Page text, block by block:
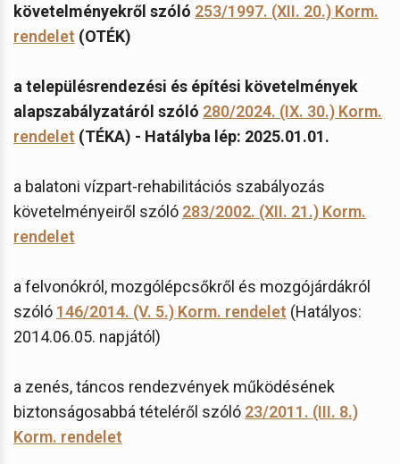
követelményekről szóló 253/1997. (XII. 20.) Korm.
rendelet (OTÉK)
a településrendezési és építési követelmények
alapszabályzatáról szóló 280/2024. (IX. 30.) Korm.
rendelet (TÉKA) - Hatályba lép: 2025.01.01.
a balatoni vízpart-rehabilitációs szabályozás
követelményeiről szóló 283/2002. (XII. 21.) Korm.
rendelet
a felvonókról, mozgólépcsőkről és mozgójárdákról
szóló 146/2014. (V. 5.) Korm. rendelet (Hatályos:
2014.06.05. napjától)
a zenés, táncos rendezvények működésének
biztonságosabbá tételéről szóló 23/2011. (III. 8.)
Korm. rendelet